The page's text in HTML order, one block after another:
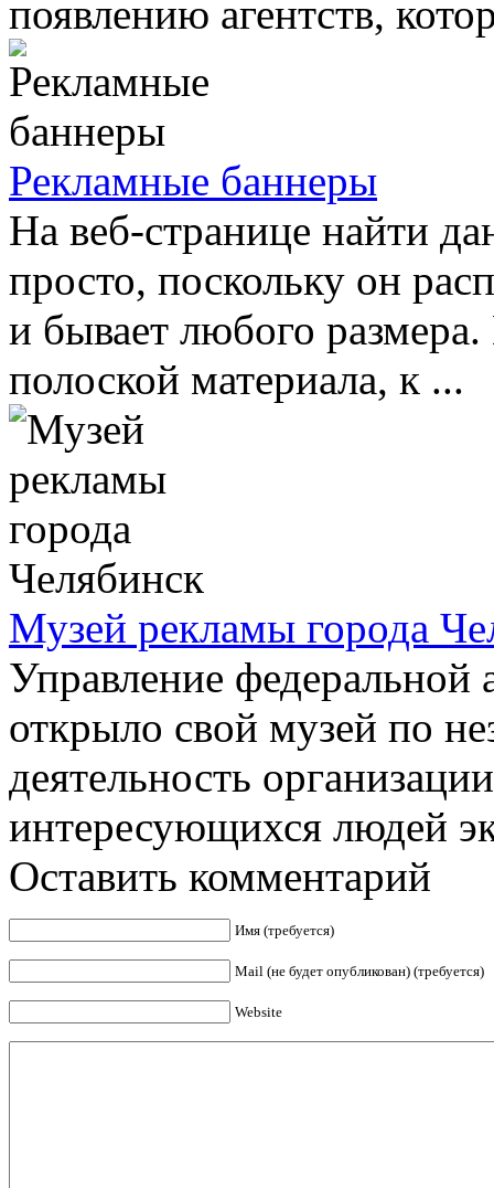
появлению агентств,
Рекламные баннеры
На веб-странице найти
просто, поскольку он
и бывает любого
полоской материала, к ...
Музей рекламы города
Управление
открыло свой музей по
деятельность
интересующихся людей
Оставить комментарий
Имя (требуется)
Mail (не будет опубликован) (требуется)
Website